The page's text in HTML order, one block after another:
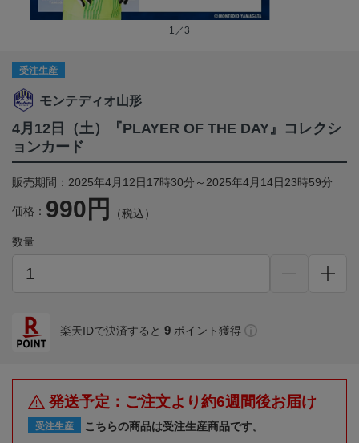
1／3
受注生産
モンテディオ山形
4月12日（土）『PLAYER OF THE DAY』コレクシ
ョンカード
販売期間：2025年4月12日17時30分～2025年4月14日23時59分
価格： 990円 （税込）
数量
楽天IDで決済すると 9 ポイント獲得
発送予定：ご注文より約6週間後お届け
受注生産
こちらの商品は受注生産商品です。